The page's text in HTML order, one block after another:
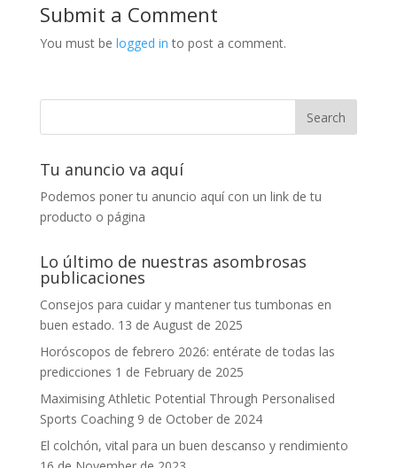
Submit a Comment
You must be logged in to post a comment.
Tu anuncio va aquí
Podemos poner tu anuncio aquí con un link de tu
producto o página
Lo último de nuestras asombrosas
publicaciones
Consejos para cuidar y mantener tus tumbonas en
buen estado. 13 de August de 2025
Horóscopos de febrero 2026: entérate de todas las
predicciones 1 de February de 2025
Maximising Athletic Potential Through Personalised
Sports Coaching 9 de October de 2024
El colchón, vital para un buen descanso y rendimiento